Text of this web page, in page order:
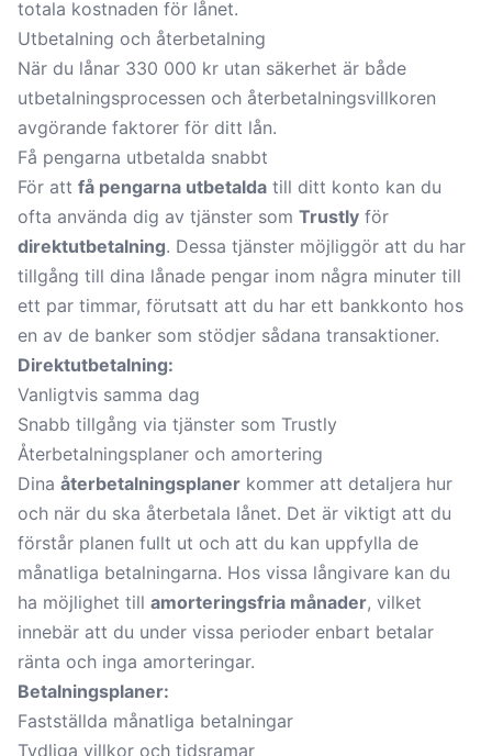
totala kostnaden för lånet.
Utbetalning och återbetalning
När du lånar 330 000 kr utan säkerhet är både
utbetalningsprocessen och återbetalningsvillkoren
avgörande faktorer för ditt lån.
Få pengarna utbetalda snabbt
För att få pengarna utbetalda till ditt konto kan du
ofta använda dig av tjänster som Trustly för
direktutbetalning. Dessa tjänster möjliggör att du har
tillgång till dina lånade pengar inom några minuter till
ett par timmar, förutsatt att du har ett bankkonto hos
en av de banker som stödjer sådana transaktioner.
Direktutbetalning:
Vanligtvis samma dag
Snabb tillgång via tjänster som Trustly
Återbetalningsplaner och amortering
Dina återbetalningsplaner kommer att detaljera hur
och när du ska återbetala lånet. Det är viktigt att du
förstår planen fullt ut och att du kan uppfylla de
månatliga betalningarna. Hos vissa långivare kan du
ha möjlighet till amorteringsfria månader, vilket
innebär att du under vissa perioder enbart betalar
ränta och inga amorteringar.
Betalningsplaner:
Fastställda månatliga betalningar
Tydliga villkor och tidsramar